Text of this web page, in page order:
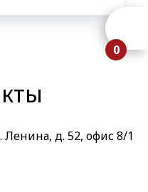
Ленина, д. 52, офис 8/1
0